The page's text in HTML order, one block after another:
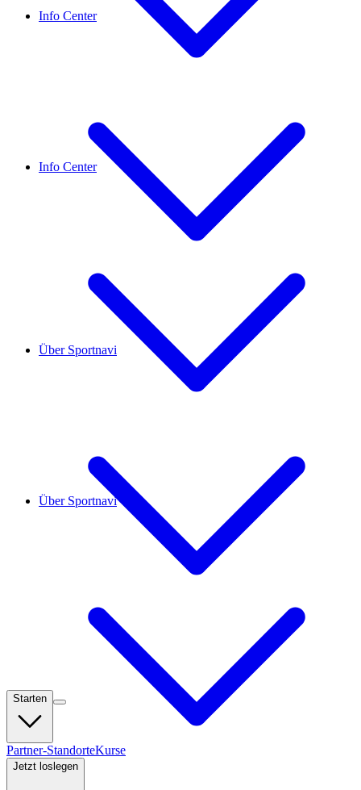
Info Center
Über Sportnavi
Starten
Partner-StandorteKurse
Jetzt loslegen
Info Center
Über Sportnavi